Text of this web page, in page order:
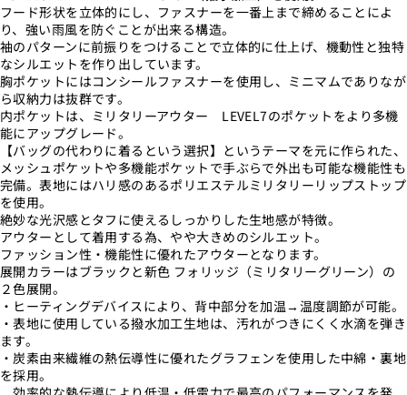
フード形状を立体的にし、ファスナーを一番上まで締めることによ
り、強い雨風を防ぐことが出来る構造。
袖のパターンに前振りをつけることで立体的に仕上げ、機動性と独特
なシルエットを作り出しています。
胸ポケットにはコンシールファスナーを使用し、ミニマムでありなが
ら収納力は抜群です。
内ポケットは、ミリタリーアウター LEVEL7のポケットをより多機
能にアップグレード。
【バッグの代わりに着るという選択】というテーマを元に作られた、
メッシュポケットや多機能ポケットで手ぶらで外出も可能な機能性も
完備。表地にはハリ感のあるポリエステルミリタリーリップストップ
を使用。
絶妙な光沢感とタフに使えるしっかりした生地感が特徴。
アウターとして着用する為、やや大きめのシルエット。
ファッション性・機能性に優れたアウターとなります。
展開カラーはブラックと新色 フォリッジ（ミリタリーグリーン）の
２色展開。
・ヒーティングデバイスにより、背中部分を加温→温度調節が可能。
・表地に使用している撥水加工生地は、汚れがつきにくく水滴を弾き
ます。
・炭素由来繊維の熱伝導性に優れたグラフェンを使用した中綿・裏地
を採用。